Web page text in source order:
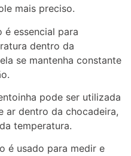
mais preciso.
é essencial para
dentro da
se mantenha constante
pode ser utilizada
ar dentro da chocadeira,
temperatura.
é usado para medir e